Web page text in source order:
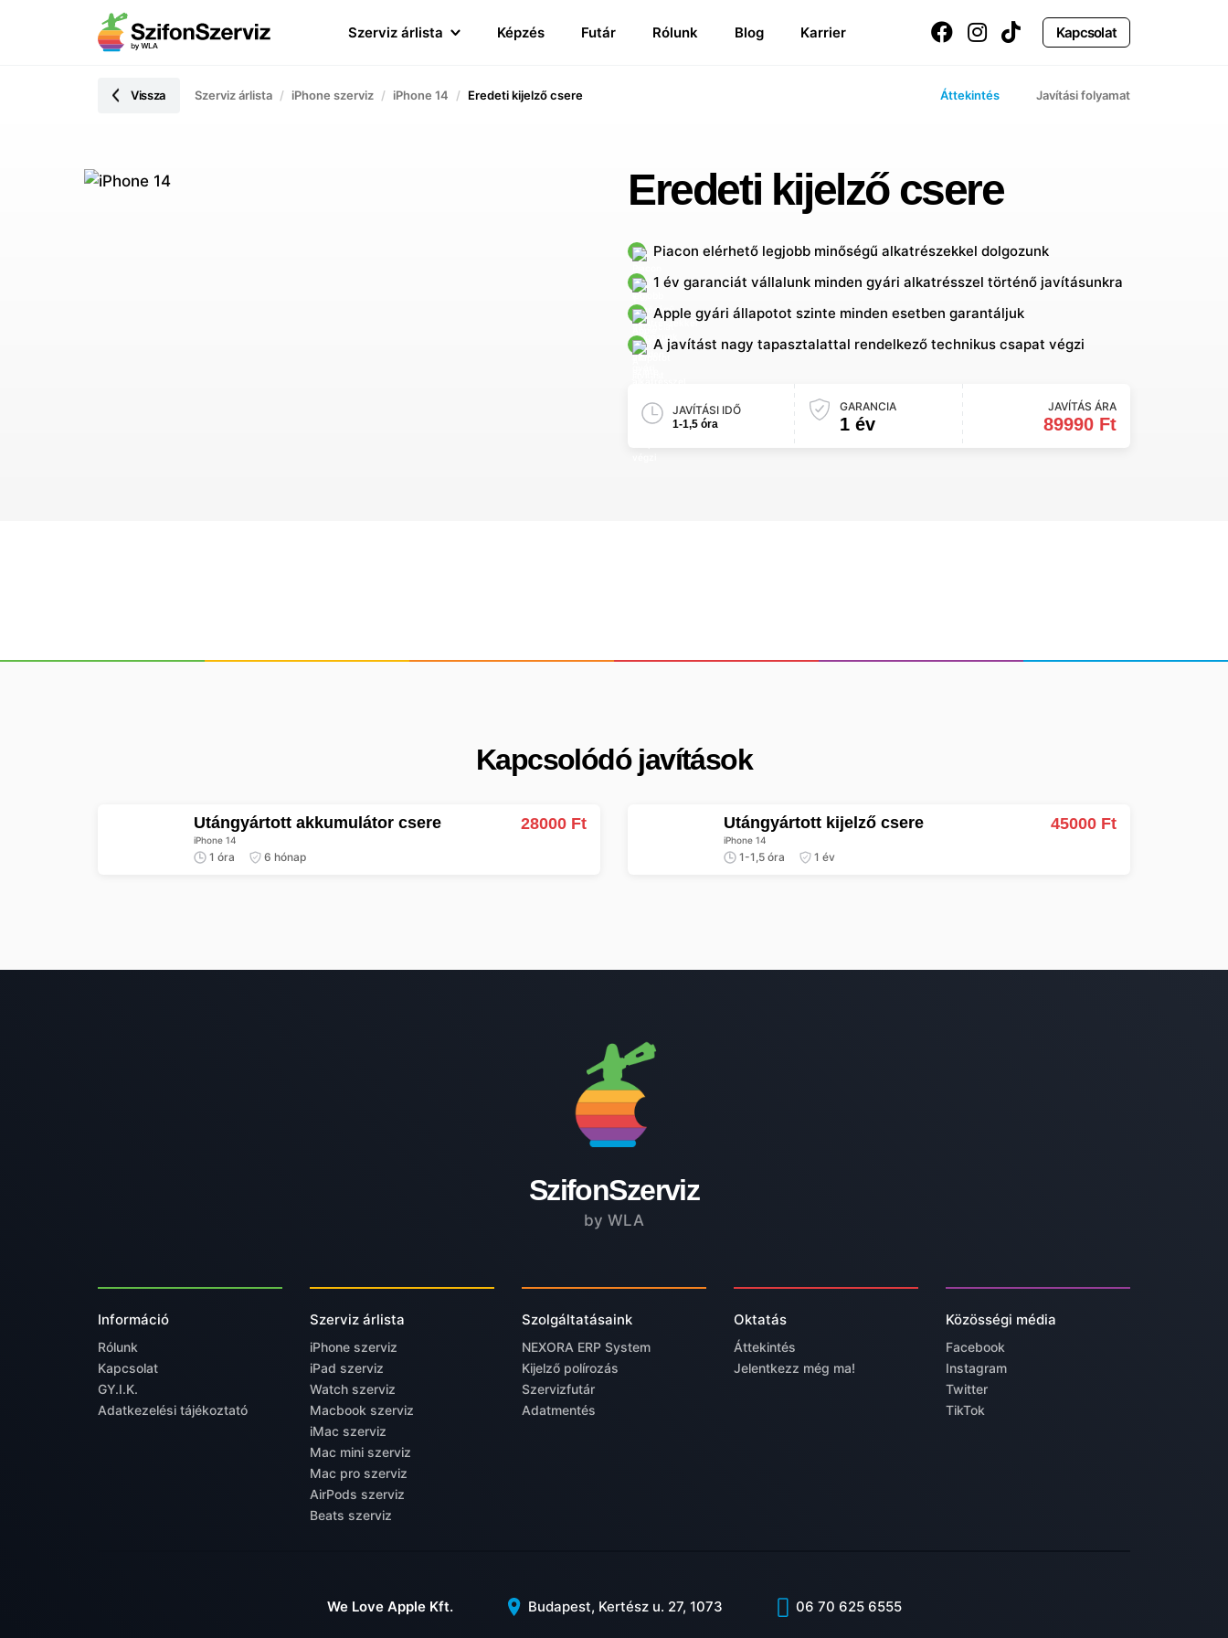
Szerviz árlista Képzés Futár Rólunk Blog Karrier Kapcsolat
Vissza Szerviz árlista iPhone szerviz iPhone 14 Eredeti kijelző csere Áttekintés Javítási folyamat
Eredeti kijelző csere
Piacon elérhető legjobb minőségű alkatrészekkel dolgozunk
1 év garanciát vállalunk minden gyári alkatrésszel történő javításunkra
Apple gyári állapotot szinte minden esetben garantáljuk
A javítást nagy tapasztalattal rendelkező technikus csapat végzi
JAVÍTÁSI IDŐ
1-1,5 óra
GARANCIA
1 év
JAVÍTÁS ÁRA
89990 Ft
Kapcsolódó javítások
Utángyártott akkumulátor csere
iPhone 14
28000 Ft
1 óra 6 hónap
Utángyártott kijelző csere
iPhone 14
45000 Ft
1-1,5 óra 1 év
SzifonSzerviz
by WLA
Információ
Rólunk
Kapcsolat
GY.I.K.
Adatkezelési tájékoztató
Szerviz árlista
iPhone szerviz
iPad szerviz
Watch szerviz
Macbook szerviz
iMac szerviz
Mac mini szerviz
Mac pro szerviz
AirPods szerviz
Beats szerviz
Szolgáltatásaink
NEXORA ERP System
Kijelző polírozás
Szervizfutár
Adatmentés
Oktatás
Áttekintés
Jelentkezz még ma!
Közösségi média
Facebook
Instagram
Twitter
TikTok
We Love Apple Kft. Budapest, Kertész u. 27, 1073 06 70 625 6555